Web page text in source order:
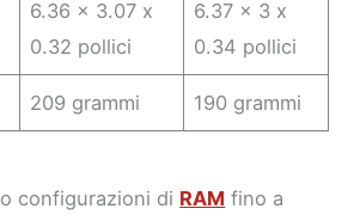
6.36 x 3.07 x
0.32 pollici
6.37 x 3 x
0.34 pollici
209 grammi 190 grammi
configurazioni di RAM fino a